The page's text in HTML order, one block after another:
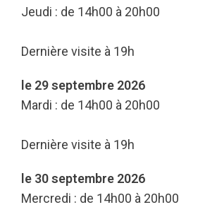
Jeudi : de 14h00 à 20h00
Dernière visite à 19h
le 29 septembre 2026
Mardi : de 14h00 à 20h00
Dernière visite à 19h
le 30 septembre 2026
Mercredi : de 14h00 à 20h00